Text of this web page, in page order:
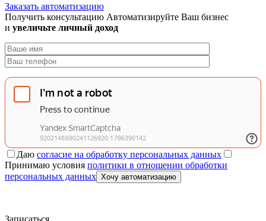
Заказать автоматизацию
Получить консультацию Автоматизируйте Ваш бизнес
и увеличьте личный доход
Даю согласие на обработку персональных данных
Принимаю условия политики в отношении обработки
персональных данных Хочу автоматизацию
Записаться